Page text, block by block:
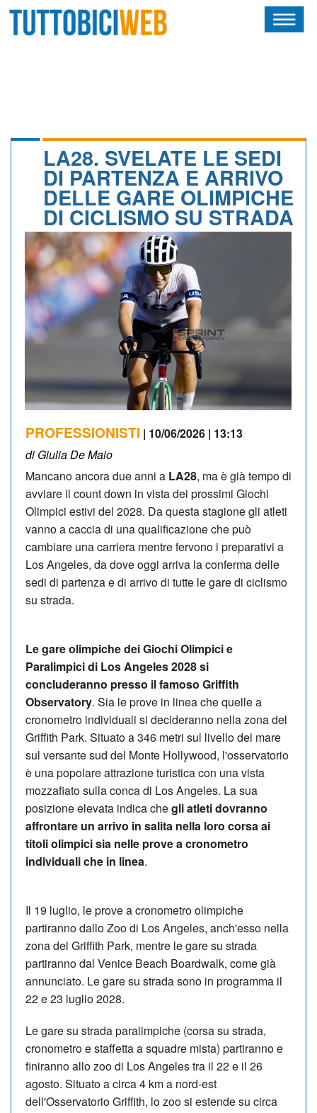
CALENDARIO
ALBI D'ORO
NEWSLETTER
LA28. SVELATE LE SEDI
DI PARTENZA E ARRIVO
DELLE GARE OLIMPICHE
DI CICLISMO SU STRADA
PROFESSIONISTI | 10/06/2026 | 13:13
di Giulia De Maio
Mancano ancora due anni a LA28, ma è già tempo di
avviare il count down in vista dei prossimi Giochi
Olimpici estivi del 2028. Da questa stagione gli atleti
vanno a caccia di una qualificazione che può
cambiare una carriera mentre fervono i preparativi a
Los Angeles, da dove oggi arriva la conferma delle
sedi di partenza e di arrivo di tutte le gare di ciclismo
su strada.
Le gare olimpiche dei Giochi Olimpici e
Paralimpici di Los Angeles 2028 si
concluderanno presso il famoso Griffith
Observatory. Sia le prove in linea che quelle a
cronometro individuali si decideranno nella zona del
Griffith Park. Situato a 346 metri sul livello del mare
sul versante sud del Monte Hollywood, l'osservatorio
è una popolare attrazione turistica con una vista
mozzafiato sulla conca di Los Angeles. La sua
posizione elevata indica chegli atleti dovranno
affrontare un arrivo in salita nella loro corsa ai
titoli olimpici sia nelle prove a cronometro
individuali che in linea.
Il 19 luglio, le prove a cronometro olimpiche
partiranno dallo Zoo di Los Angeles, anch'esso nella
zona del Griffith Park, mentre le gare su strada
partiranno dal Venice Beach Boardwalk, come già
annunciato. Le gare su strada sono in programma il
22 e 23 luglio 2028.
Le gare su strada paralimpiche (corsa su strada,
cronometro e staffetta a squadre mista) partiranno e
finiranno allo zoo di Los Angeles tra il 22 e il 26
agosto. Situato a circa 4 km a nord-est
dell'Osservatorio Griffith, lo zoo si estende su circa